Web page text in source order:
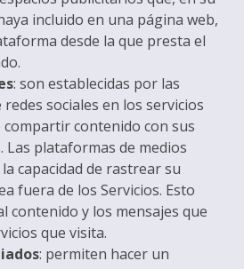
incluido en una página web,
desde la que presta el
: son establecidas por las
sociales en los servicios
contenido con sus
Las plataformas de medios
capacidad de rastrear su
fuera de los Servicios. Esto
contenido y los mensajes que
que visita.
: permiten hacer un